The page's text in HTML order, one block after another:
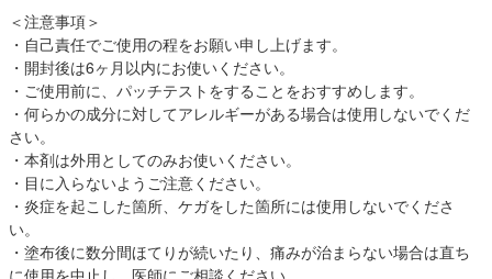
＜注意事項＞
・自己責任でご使用の程をお願い申し上げます。
・開封後は6ヶ月以内にお使いください。
・ご使用前に、パッチテストをすることをおすすめします。
・何らかの成分に対してアレルギーがある場合は使用しないでくだ
さい。
・本剤は外用としてのみお使いください。
・目に入らないようご注意ください。
・炎症を起こした箇所、ケガをした箇所には使用しないでくださ
い。
・塗布後に数分間ほてりが続いたり、痛みが治まらない場合は直ち
に使用を中止し、医師にご相談ください。